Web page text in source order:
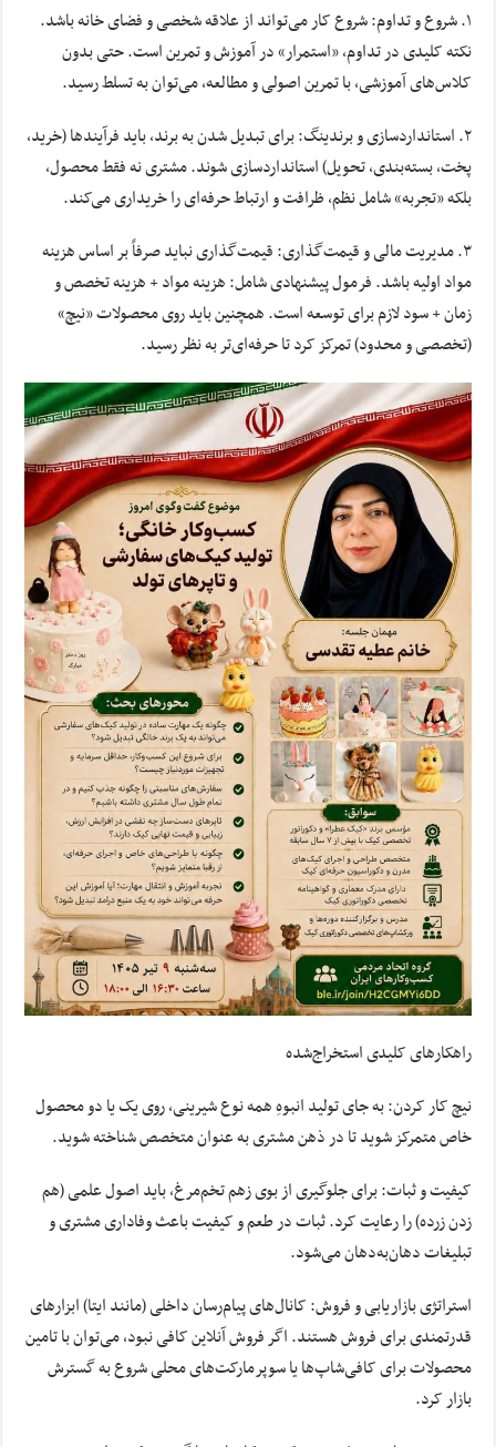
۱. شروع و تداوم: شروع کار می‌تواند از علاقه شخصی و فضای خانه باشد.
نکته کلیدی در تداوم، «استمرار» در آموزش و تمرین است. حتی بدون
کلاس‌های آموزشی، با تمرین اصولی و مطالعه، می‌توان به تسلط رسید.
۲. استانداردسازی و برندینگ: برای تبدیل شدن به برند، باید فرآیندها (خرید،
پخت، بسته‌بندی، تحویل) استانداردسازی شوند. مشتری نه فقط محصول،
بلکه «تجربه» شامل نظم، ظرافت و ارتباط حرفه‌ای را خریداری می‌کند.
۳. مدیریت مالی و قیمت‌گذاری: قیمت‌گذاری نباید صرفاً بر اساس هزینه
مواد اولیه باشد. فرمول پیشنهادی شامل: هزینه مواد + هزینه تخصص و
زمان + سود لازم برای توسعه است. همچنین باید روی محصولات «نیچ»
(تخصصی و محدود) تمرکز کرد تا حرفه‌ای‌تر به نظر رسید.
راهکارهای کلیدی استخراج‌شده
نیچ کار کردن: به جای تولید انبوهِ همه نوع شیرینی، روی یک یا دو محصول
خاص متمرکز شوید تا در ذهن مشتری به عنوان متخصص شناخته شوید.
کیفیت و ثبات: برای جلوگیری از بوی زهم تخم‌مرغ، باید اصول علمی (هم
زدن زرده) را رعایت کرد. ثبات در طعم و کیفیت باعث وفاداری مشتری و
تبلیغات دهان‌به‌دهان می‌شود.
استراتژی بازاریابی و فروش: کانال‌های پیام‌رسان داخلی (مانند ایتا) ابزارهای
قدرتمندی برای فروش هستند. اگر فروش آنلاین کافی نبود، می‌توان با تامین
محصولات برای کافی‌شاپ‌ها یا سوپرمارکت‌های محلی شروع به گسترش
بازار کرد.